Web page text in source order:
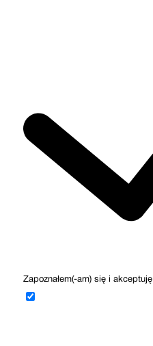
Zapoznałem(-am) się i akceptuję